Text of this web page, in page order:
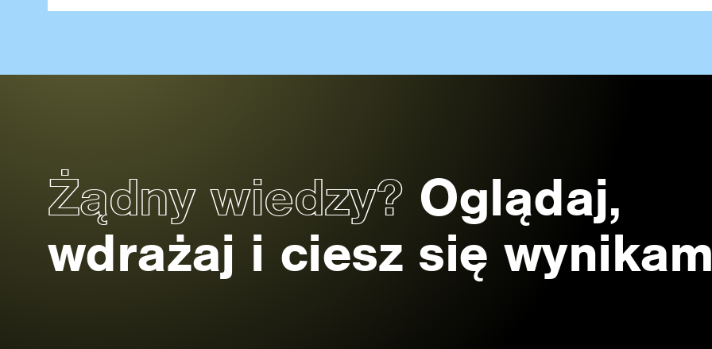
Żądny wiedzy? Oglądaj,
wdrażaj i ciesz się